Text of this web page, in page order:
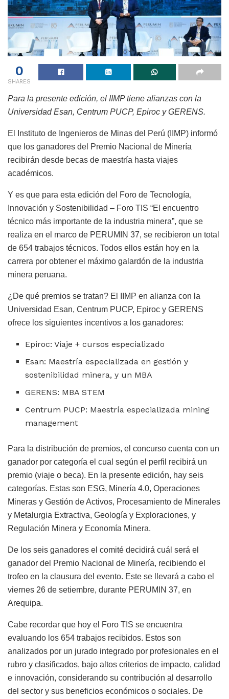
0
SHARES
Para la presente edición, el IIMP tiene alianzas con la
Universidad Esan, Centrum PUCP, Epiroc y GERENS.
El Instituto de Ingenieros de Minas del Perú (IIMP) informó
que los ganadores del Premio Nacional de Minería
recibirán desde becas de maestría hasta viajes
académicos.
Y es que para esta edición del Foro de Tecnología,
Innovación y Sostenibilidad – Foro TIS “El encuentro
técnico más importante de la industria minera”, que se
realiza en el marco de PERUMIN 37, se recibieron un total
de 654 trabajos técnicos. Todos ellos están hoy en la
carrera por obtener el máximo galardón de la industria
minera peruana.
¿De qué premios se tratan? El IIMP en alianza con la
Universidad Esan, Centrum PUCP, Epiroc y GERENS
ofrece los siguientes incentivos a los ganadores:
Epiroc: Viaje + cursos especializado
Esan: Maestría especializada en gestión y
sostenibilidad minera, y un MBA
GERENS: MBA STEM
Centrum PUCP: Maestría especializada mining
management
Para la distribución de premios, el concurso cuenta con un
ganador por categoría el cual según el perfil recibirá un
premio (viaje o beca). En la presente edición, hay seis
categorías. Estas son ESG, Minería 4.0, Operaciones
Mineras y Gestión de Activos, Procesamiento de Minerales
y Metalurgia Extractiva, Geología y Exploraciones, y
Regulación Minera y Economía Minera.
De los seis ganadores el comité decidirá cuál será el
ganador del Premio Nacional de Minería, recibiendo el
trofeo en la clausura del evento. Este se llevará a cabo el
viernes 26 de setiembre, durante PERUMIN 37, en
Arequipa.
Cabe recordar que hoy el Foro TIS se encuentra
evaluando los 654 trabajos recibidos. Estos son
analizados por un jurado integrado por profesionales en el
rubro y clasificados, bajo altos criterios de impacto, calidad
e innovación, considerando su contribución al desarrollo
del sector y sus beneficios económicos o sociales. De